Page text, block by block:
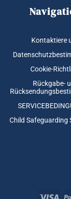
Kontaktiere
Cookie-
Rückgabe-
Child Safeguarding